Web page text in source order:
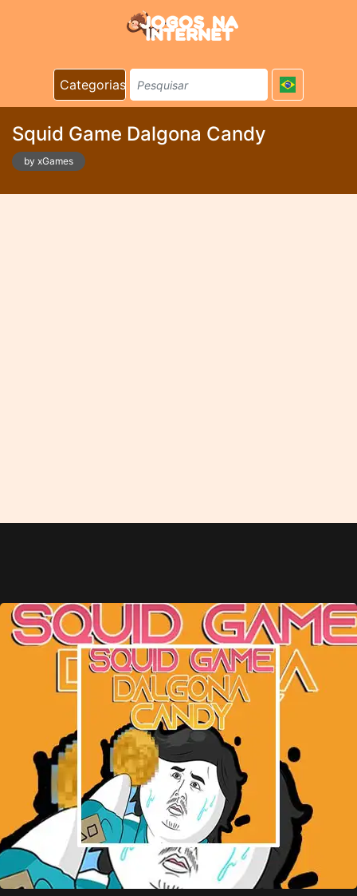
Categorias
Squid Game Dalgona Candy
by xGames